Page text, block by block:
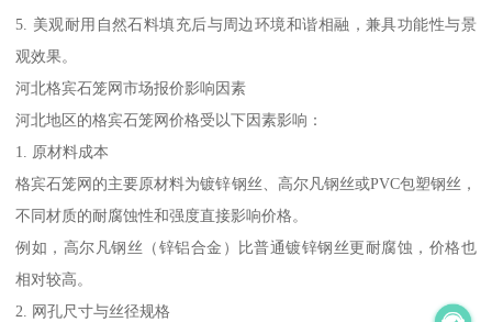
5. 美观耐用自然石料填充后与周边环境和谐相融，兼具功能性与景
观效果。
河北格宾石笼网市场报价影响因素
河北地区的格宾石笼网价格受以下因素影响：
1. 原材料成本
格宾石笼网的主要原材料为镀锌钢丝、高尔凡钢丝或PVC包塑钢丝，
不同材质的耐腐蚀性和强度直接影响价格。
例如，高尔凡钢丝（锌铝合金）比普通镀锌钢丝更耐腐蚀，价格也
相对较高。
2. 网孔尺寸与丝径规格